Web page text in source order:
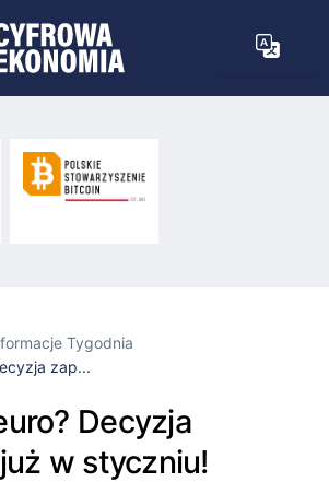
Tygodnia
zap...
Decyzja
w styczniu!